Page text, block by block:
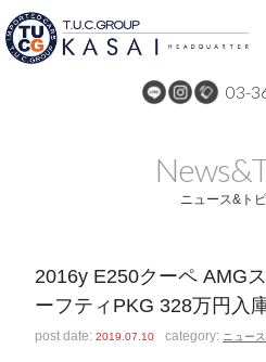
03-
全国納車
注文販売
ニュース&ト
2016y E250クーペ AMG
ーフティPKG 328万円入
post date:2019.07.10 category: ニュー